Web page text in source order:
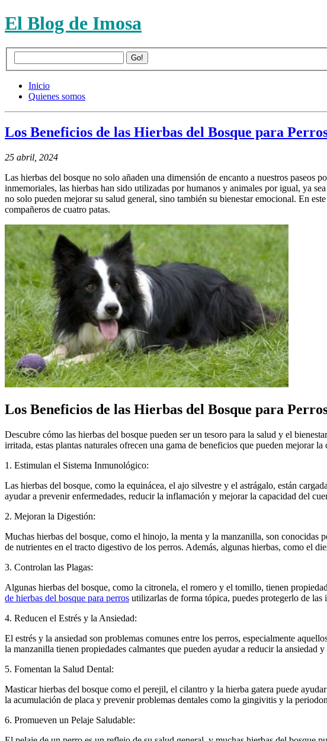
El Blog de Imosa
Inicio
Quienes somos
Los Beneficios de las Hierbas del Bosque para
25 abril, 2024
Las hierbas del bosque no solo añaden una dimensión de encanto a nuestros paseos
inmemoriales, las hierbas han sido utilizadas por humanos y animales por igual, ya
no solo pueden mejorar su salud general, sino también su bienestar emocional. En
compañeros de cuatro patas.
Los Beneficios de las Hierbas del Bosque para
Descubre cómo las hierbas del bosque pueden ser un tesoro para la salud y el
irritada, estas plantas naturales ofrecen una gama de beneficios que pueden mejorar
1. Estimulan el Sistema Inmunológico:
Las hierbas del bosque, como la equinácea, el ajo silvestre y el astrágalo, están
ayudar a prevenir enfermedades, reducir la inflamación y mejorar la capacidad del
2. Mejoran la Digestión:
Muchas hierbas del bosque, como el hinojo, la menta y la manzanilla, son conocidas
de nutrientes en el tracto digestivo de los perros. Además, algunas hierbas, como el
3. Controlan las Plagas:
Algunas hierbas del bosque, como la citronela, el romero y el tomillo, tienen
de hierbas del bosque para perros utilizarlas de forma tópica, puedes protegerlo de
4. Reducen el Estrés y la Ansiedad:
El estrés y la ansiedad son problemas comunes entre los perros, especialmente
la manzanilla tienen propiedades calmantes que pueden ayudar a reducir la
5. Fomentan la Salud Dental:
Masticar hierbas del bosque como el perejil, el cilantro y la hierba gatera puede
la acumulación de placa y prevenir problemas dentales como la gingivitis y la
6. Promueven un Pelaje Saludable: